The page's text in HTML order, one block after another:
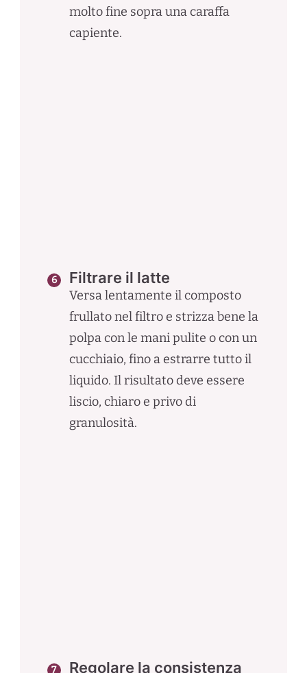
molto fine sopra una caraffa
capiente.
Filtrare il latte
Versa lentamente il composto
frullato nel filtro e strizza bene la
polpa con le mani pulite o con un
cucchiaio, fino a estrarre tutto il
liquido. Il risultato deve essere
liscio, chiaro e privo di
granulosità.
Regolare la consistenza